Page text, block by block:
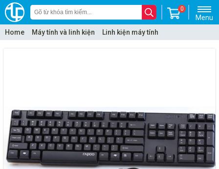
Menu
0
Home Máy tính và linh kiện
Linh kiện máy tính
Keyboard - bàn phím